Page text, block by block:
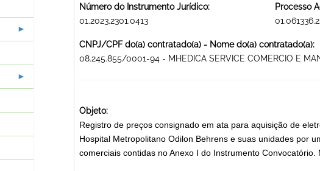
Número do Instrumento Jurídico:
01.2023.2301.0413
Processo
CNPJ/CPF do(a) contratado(a) - Nome do(a) contratado(a):
08.245.855/0001-94 - MHEDICA SERVICE COMERCIO E
Objeto:
Registro de preços consignado em ata para aquisição de
Hospital Metropolitano Odilon Behrens e suas unidades por
comerciais contidas no Anexo I do Instrumento Convocatório.